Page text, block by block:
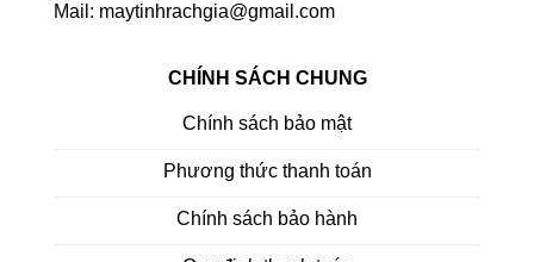
Mail: maytinhrachgia@gmail.com
CHÍNH SÁCH CHUNG
Chính sách bảo mật
Phương thức thanh toán
Chính sách bảo hành